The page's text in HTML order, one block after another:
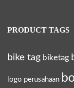
PRODUCT TAGS
bike tag biketag
logo perusahaan